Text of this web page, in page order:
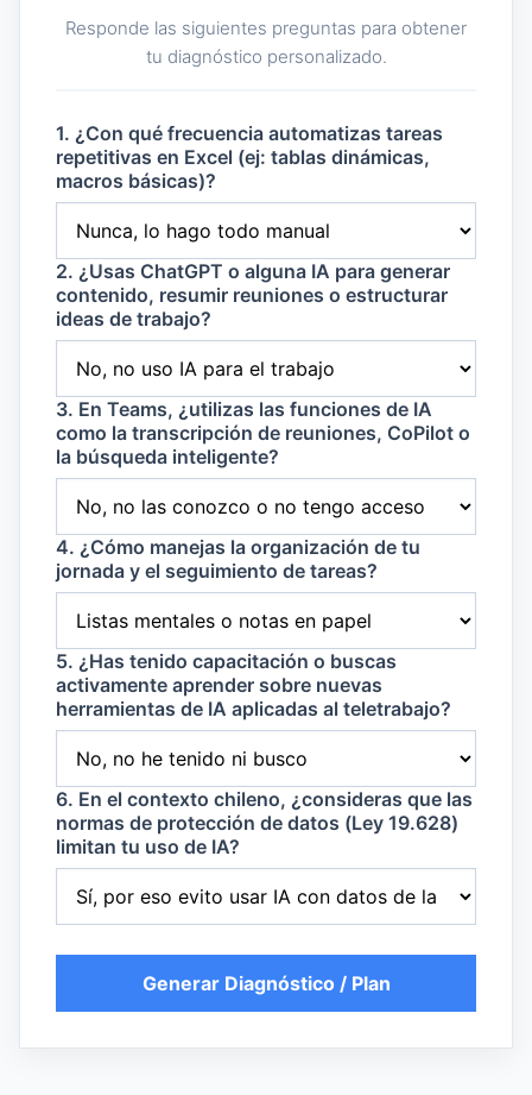
Responde las siguientes preguntas para obtener
tu diagnóstico personalizado.
1. ¿Con qué frecuencia automatizas tareas
repetitivas en Excel (ej: tablas dinámicas,
macros básicas)?
2. ¿Usas ChatGPT o alguna IA para generar
contenido, resumir reuniones o estructurar
ideas de trabajo?
3. En Teams, ¿utilizas las funciones de IA
como la transcripción de reuniones, CoPilot o
la búsqueda inteligente?
4. ¿Cómo manejas la organización de tu
jornada y el seguimiento de tareas?
5. ¿Has tenido capacitación o buscas
activamente aprender sobre nuevas
herramientas de IA aplicadas al teletrabajo?
6. En el contexto chileno, ¿consideras que las
normas de protección de datos (Ley 19.628)
limitan tu uso de IA?
Generar Diagnóstico / Plan